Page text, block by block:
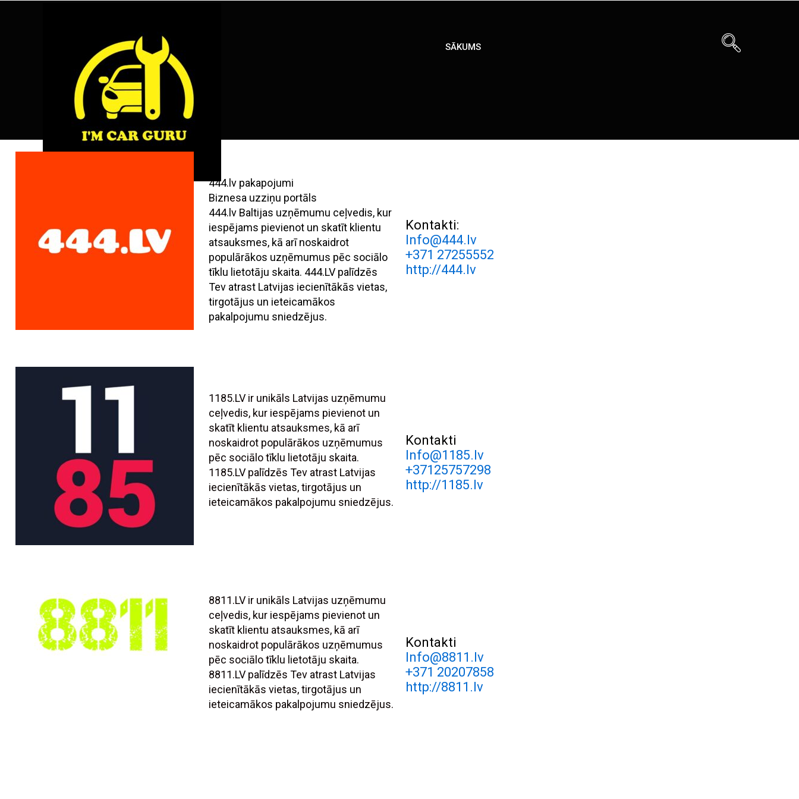
SĀKUMS
444.lv pakapojumi
Biznesa uzziņu portāls
444.lv Baltijas uzņēmumu ceļvedis, kur
iespējams pievienot un skatīt klientu
atsauksmes, kā arī noskaidrot
populārākos uzņēmumus pēc sociālo
tīklu lietotāju skaita. 444.LV palīdzēs
Tev atrast Latvijas iecienītākās vietas,
tirgotājus un ieteicamākos
pakalpojumu sniedzējus.
Kontakti:
Info@444.lv
+371 27255552
http://444.lv
1185.LV ir unikāls Latvijas uzņēmumu
ceļvedis, kur iespējams pievienot un
skatīt klientu atsauksmes, kā arī
noskaidrot populārākos uzņēmumus
pēc sociālo tīklu lietotāju skaita.
1185.LV palīdzēs Tev atrast Latvijas
iecienītākās vietas, tirgotājus un
ieteicamākos pakalpojumu sniedzējus.
Kontakti
Info@1185.lv
+37125757298
http://1185.lv
8811.LV ir unikāls Latvijas uzņēmumu
ceļvedis, kur iespējams pievienot un
skatīt klientu atsauksmes, kā arī
noskaidrot populārākos uzņēmumus
pēc sociālo tīklu lietotāju skaita.
8811.LV palīdzēs Tev atrast Latvijas
iecienītākās vietas, tirgotājus un
ieteicamākos pakalpojumu sniedzējus.
Kontakti
Info@8811.lv
+371 20207858
http://8811.lv